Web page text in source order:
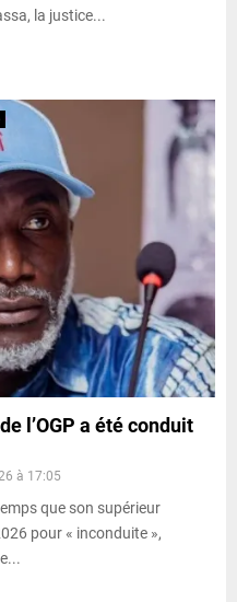
la justice...
l’OGP a été conduit
à 17:05
que son supérieur
pour « inconduite »,